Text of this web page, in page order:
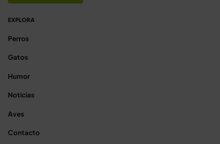
EXPLORA
Perros
Gatos
Humor
Noticias
Aves
Contacto